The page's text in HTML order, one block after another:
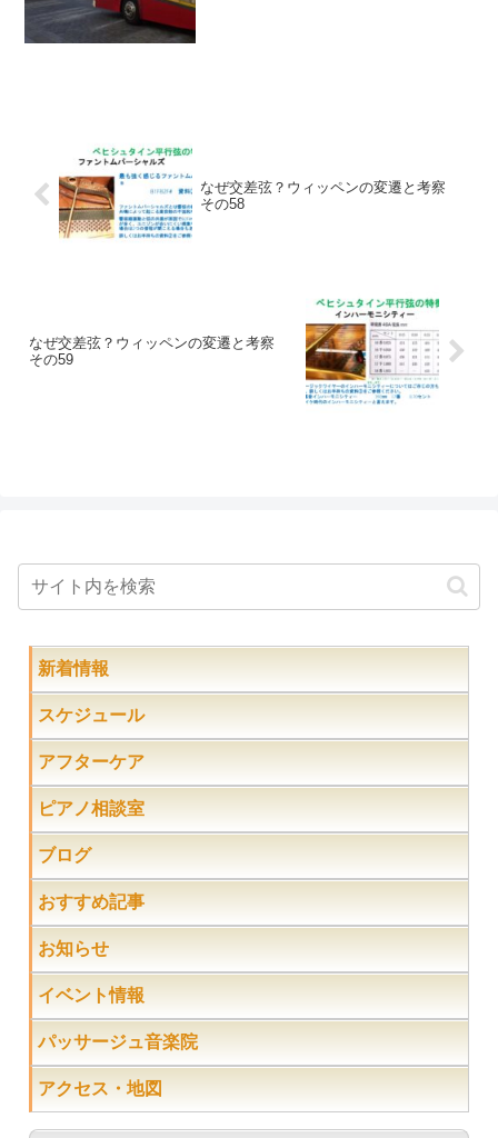
なぜ交差弦？ウィッペンの変遷と考察
その58
なぜ交差弦？ウィッペンの変遷と考察
その59
新着情報
スケジュール
アフターケア
ピアノ相談室
ブログ
おすすめ記事
お知らせ
イベント情報
パッサージュ音楽院
アクセス・地図